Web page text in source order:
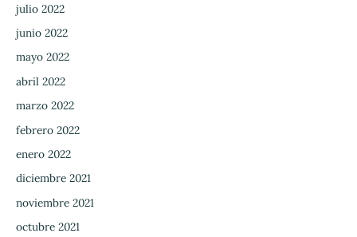
julio 2022
junio 2022
mayo 2022
abril 2022
marzo 2022
febrero 2022
enero 2022
diciembre 2021
noviembre 2021
octubre 2021